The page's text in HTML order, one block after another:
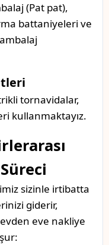
(Pat pat),
battaniyeleri ve
tornavidalar,
kullanmaktayız.
sizinle irtibatta
giderir,
evden eve nakliye